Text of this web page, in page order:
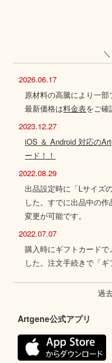
2026.06.17
原材料の高騰により一部
最新価格は料金表をご確
2023.12.27
iOS ＆ Android 対応の
ード！！
2022.08.29
出品設定時に「Lサイズ
した。すでに出品中の
変更が可能です。
2022.07.07
購入時にギフトカード
した。注文手続きで「ギ
過
Artgene公式アプリ